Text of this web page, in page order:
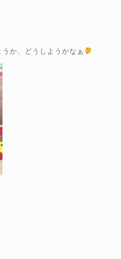
か、どうしようかなぁ